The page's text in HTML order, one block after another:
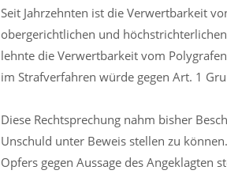
Seit Jahrzehnten ist die Verwertbarkeit
obergerichtlichen und
lehnte die Verwertbarkeit vom
im Strafverfahren würde gegen Art. 1
Diese Rechtsprechung nahm bisher
Unschuld unter Beweis stellen zu
Opfers gegen Aussage des Angeklagten